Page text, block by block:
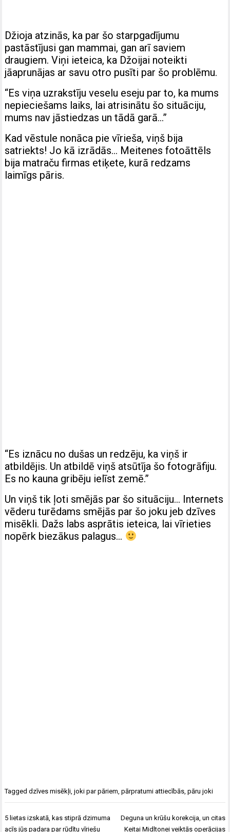
Džioja atzinās, ka par šo starpgadījumu
pastāstījusi gan mammai, gan arī saviem
draugiem. Viņi ieteica, ka Džoijai noteikti
jāaprunājas ar savu otro pusīti par šo problēmu.
“Es viņa uzrakstīju veselu eseju par to, ka mums
nepieciešams laiks, lai atrisinātu šo situāciju,
mums nav jāstiedzas un tādā garā…”
Kad vēstule nonāca pie vīrieša, viņš bija
satriekts! Jo kā izrādās… Meitenes fotoāttēls
bija matraču firmas etiķete, kurā redzams
laimīgs pāris.
“Es iznācu no dušas un redzēju, ka viņš ir
atbildējis. Un atbildē viņš atsūtīja šo fotogrāfiju.
Es no kauna gribēju ielīst zemē.”
Un viņš tik ļoti smējās par šo situāciju… Internets
vēderu turēdams smējās par šo joku jeb dzīves
misēkli. Dažs labs asprātis ieteica, lai vīrieties
nopērk biezākus palagus…
Taggeddzīves misēkļi ,joki par pāriem ,pārpratumi attiecībās ,pāru joki
Ziņu
izvēlne
5 lietas izskatā, kas stiprā dzimuma
acīs jūs padara par rūdītu vīriešu
Deguna un krūšu korekcija, un citas
Keitai Midltonei veiktās operācijas